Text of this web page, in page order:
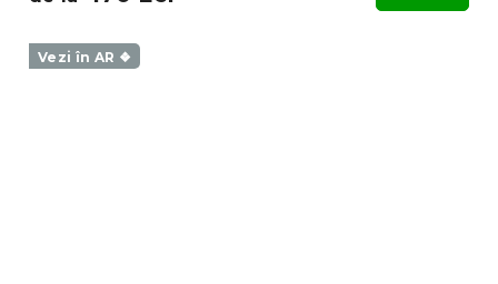
Vezi în AR ❖